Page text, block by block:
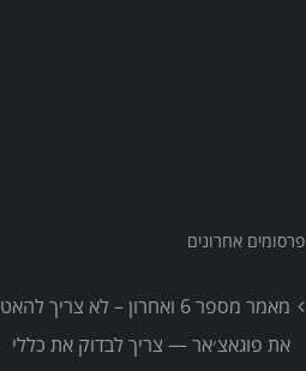
פרסומים אחרונים
מאמר מספר 6 ואחרון – לא צריך להאט
את פוגאצ׳אר — צריך לבדוק את כללי